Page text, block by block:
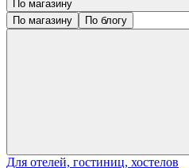
По магазину
По магазину
По блогу
Для отелей, гостиниц, хостелов